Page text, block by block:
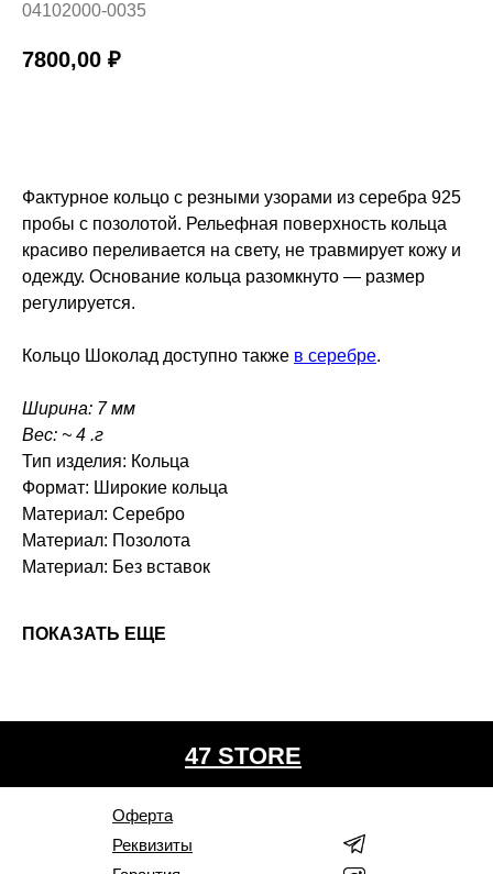
04102000-0035
7800,00 ₽
Фактурное кольцо с резными узорами из серебра 925
пробы с позолотой. Рельефная поверхность кольца
красиво переливается на свету, не травмирует кожу и
одежду. Основание кольца разомкнуто — размер
регулируется.
Кольцо Шоколад доступно также в серебре.
Ширина: 7 мм
Вес: ~ 4 .г
Тип изделия: Кольца
Формат: Широкие кольца
Материал: Серебро
Материал: Позолота
Материал: Без вставок
ПОКАЗАТЬ ЕЩЕ
Оферта
Реквизиты
47 STORE